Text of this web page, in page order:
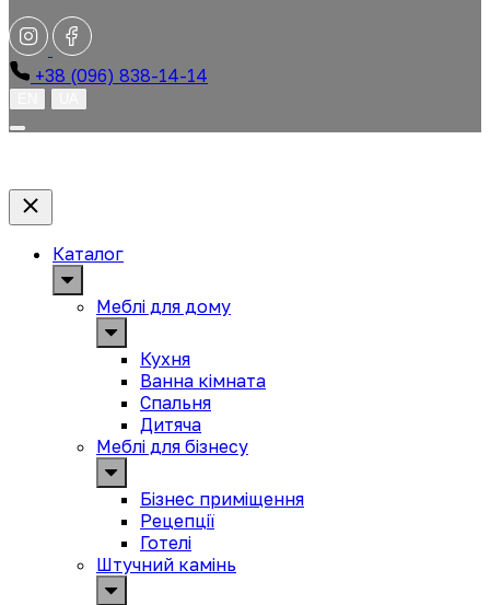
+38 (096) 838-14-14
Каталог
Меблі для дому
Кухня
Ванна кімната
Спальня
Дитяча
Меблі для бізнесу
Бізнес приміщення
Рецепції
Готелі
Штучний камінь